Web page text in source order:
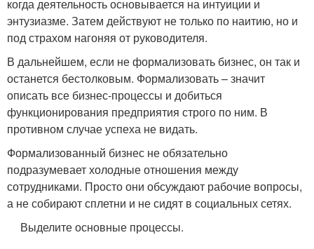
когда деятельность основывается на интуиции и
энтузиазме. Затем действуют не только по наитию, но и
под страхом нагоняя от руководителя.
В дальнейшем, если не формализовать бизнес, он так и
останется бестолковым. Формализовать – значит
описать все бизнес-процессы и добиться
функционирования предприятия строго по ним. В
противном случае успеха не видать.
Формализованный бизнес не обязательно
подразумевает холодные отношения между
сотрудниками. Просто они обсуждают рабочие вопросы,
а не собирают сплетни и не сидят в социальных сетях.
Выделите основные процессы.